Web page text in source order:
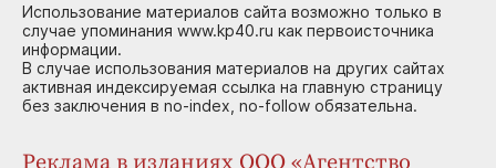
Использование материалов сайта возможно только в
случае упоминания www.kp40.ru как первоисточника
информации.
В случае использования материалов на других сайтах
активная индексируемая ссылка на главную страницу
без заключения в no-index, no-follow обязательна.